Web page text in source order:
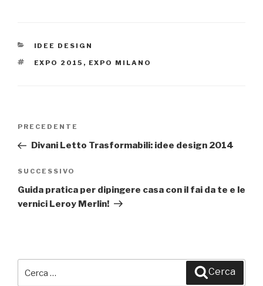
CATEGORIE
IDEE DESIGN
TAG
EXPO 2015 , EXPO MILANO
Navigazione
Articolo
precedente:
PRECEDENTE
Divani Letto Trasformabili: idee design 2014
Articolo
successivo
SUCCESSIVO
Guida pratica per dipingere casa con il fai da te e le
vernici Leroy Merlin!
Cerca